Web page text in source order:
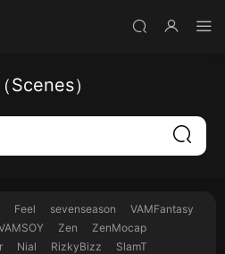
Scenes）
Feel sevenseason
VAMFantasy
Zen
ZenMocap
Nial RizkyBizz
SlamT